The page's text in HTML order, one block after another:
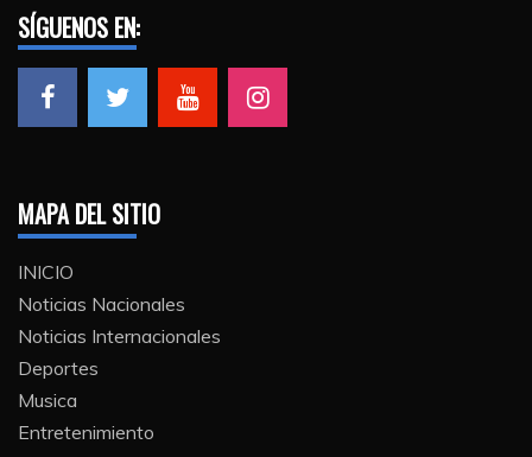
SÍGUENOS EN:
MAPA DEL SITIO
INICIO
Noticias Nacionales
Noticias Internacionales
Deportes
Musica
Entretenimiento